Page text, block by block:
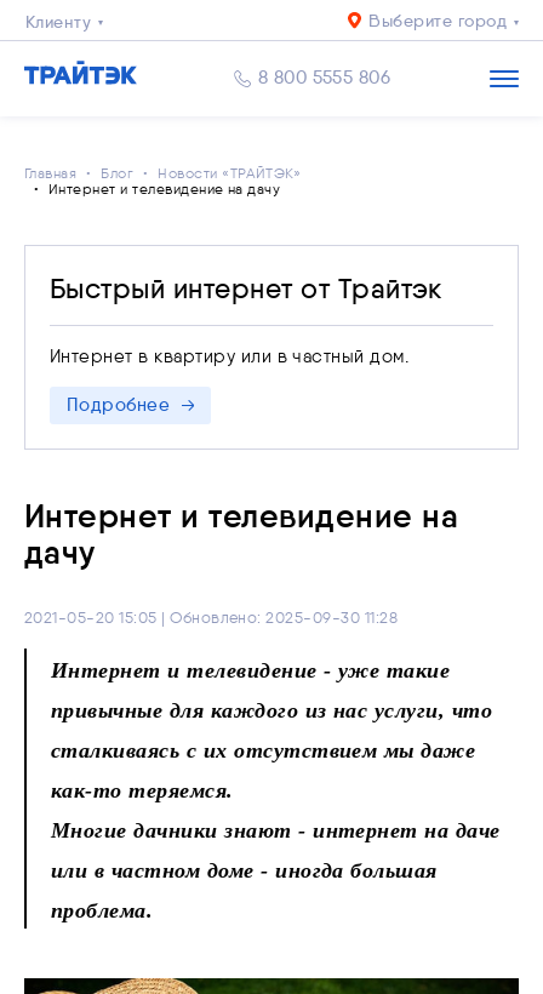
Клиенту
Выберите город
8 800 5555 806
Главная Блог
Новости «ТРАЙТЭК»
Интернет и телевидение на дачу
Быстрый интернет от Трайтэк
Интернет в квартиру или в частный дом.
Подробнее
Интернет и телевидение на
дачу
2021-05-20 15:05 | Обновлено: 2025-09-30 11:28
Интернет и телевидение - уже такие
привычные для каждого из нас услуги, что
сталкиваясь с их отсутствием мы даже
как-то теряемся.
Многие дачники знают - интернет на даче
или в частном доме - иногда большая
проблема.